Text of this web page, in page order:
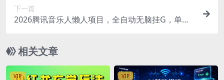
下一篇
2026腾讯音乐人懒人项目，全自动无脑挂G，单号
相关文章
VIP VIP